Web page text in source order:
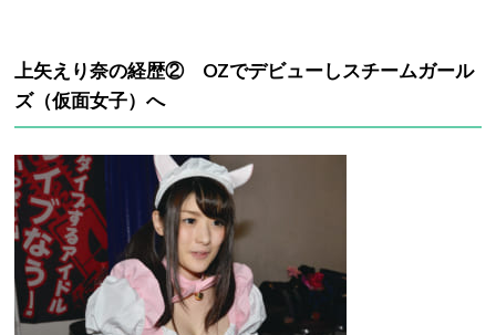
上矢えり奈の経歴② OZでデビューしスチームガール
ズ（仮面女子）へ